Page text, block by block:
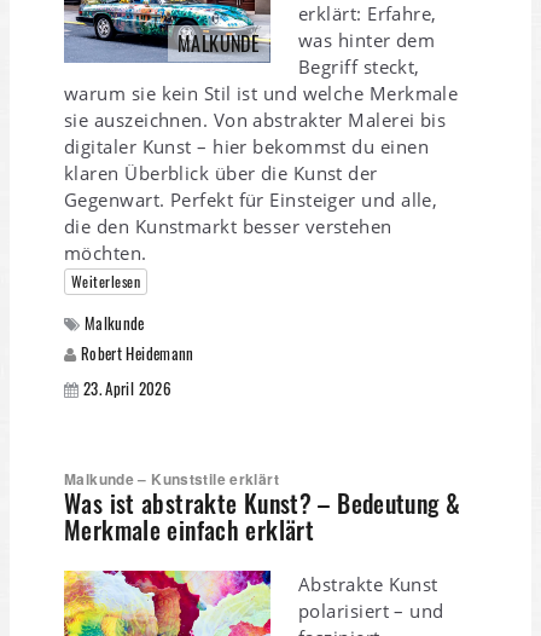
MALKUNDE
erklärt: Erfahre,
was hinter dem
Begriff steckt,
warum sie kein Stil ist und welche Merkmale
sie auszeichnen. Von abstrakter Malerei bis
digitaler Kunst – hier bekommst du einen
klaren Überblick über die Kunst der
Gegenwart. Perfekt für Einsteiger und alle,
die den Kunstmarkt besser verstehen
möchten.
Weiterlesen
Malkunde
Robert Heidemann
23. April 2026
Malkunde – Kunststile erklärt
Was ist abstrakte Kunst? – Bedeutung &
Merkmale einfach erklärt
Abstrakte Kunst
polarisiert – und